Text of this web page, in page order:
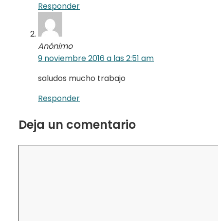
Responder
Anónimo
9 noviembre 2016 a las 2:51 am
saludos mucho trabajo
Responder
Deja un comentario